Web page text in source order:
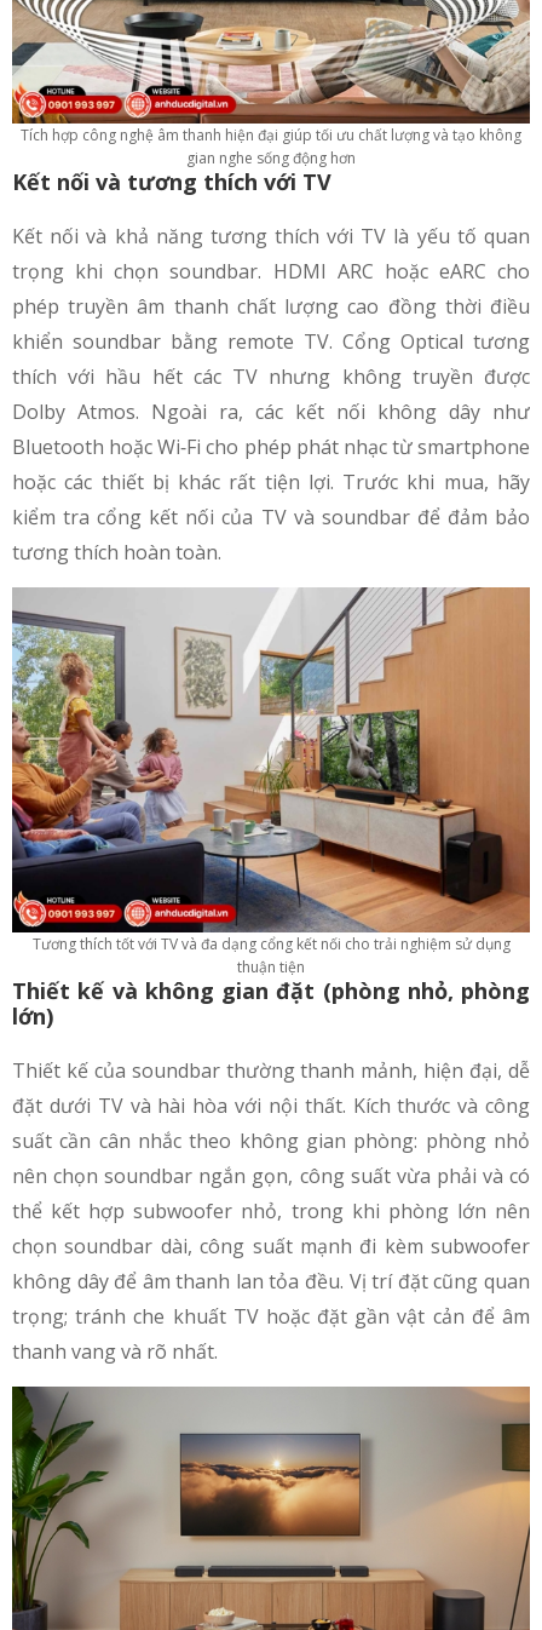
Tích hợp công nghệ âm thanh hiện đại giúp tối ưu chất lượng và tạo không
gian nghe sống động hơn
Kết nối và tương thích với TV
Kết nối và khả năng tương thích với TV là yếu tố quan
trọng khi chọn soundbar. HDMI ARC hoặc eARC cho
phép truyền âm thanh chất lượng cao đồng thời điều
khiển soundbar bằng remote TV. Cổng Optical tương
thích với hầu hết các TV nhưng không truyền được
Dolby Atmos. Ngoài ra, các kết nối không dây như
Bluetooth hoặc Wi‑Fi cho phép phát nhạc từ smartphone
hoặc các thiết bị khác rất tiện lợi. Trước khi mua, hãy
kiểm tra cổng kết nối của TV và soundbar để đảm bảo
tương thích hoàn toàn.
Tương thích tốt với TV và đa dạng cổng kết nối cho trải nghiệm sử dụng
thuận tiện
Thiết kế và không gian đặt (phòng nhỏ, phòng
lớn)
Thiết kế của soundbar thường thanh mảnh, hiện đại, dễ
đặt dưới TV và hài hòa với nội thất. Kích thước và công
suất cần cân nhắc theo không gian phòng: phòng nhỏ
nên chọn soundbar ngắn gọn, công suất vừa phải và có
thể kết hợp subwoofer nhỏ, trong khi phòng lớn nên
chọn soundbar dài, công suất mạnh đi kèm subwoofer
không dây để âm thanh lan tỏa đều. Vị trí đặt cũng quan
trọng; tránh che khuất TV hoặc đặt gần vật cản để âm
thanh vang và rõ nhất.